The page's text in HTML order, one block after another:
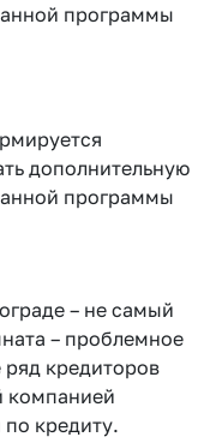
программы
дополнительную
программы
– не самый
– проблемное
кредиторов
компанией
кредиту.